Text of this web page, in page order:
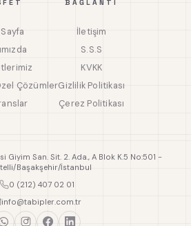
Çözümler
BAĞLANTI
İletişim
S.S.S
KVKK
Gizlilik Politikası
Çerez Politikası
Giyim San. Sit. 2. Ada., A Blok K.5 No:501 -
Başakşehir/İstanbul
0 (212) 407 02 01
info@tabipler.com.tr